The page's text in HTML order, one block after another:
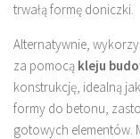
trwałą formę doniczki.
Alternatywnie,
za pomocą kleju
konstrukcję, idealną
formy do betonu,
gotowych elementów.